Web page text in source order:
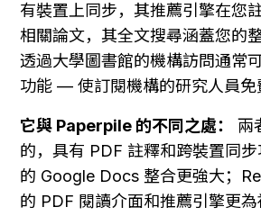
有裝置上同步，其推薦引擎在您
相關論文，其全文搜尋涵蓋您的
透過大學圖書館的機構訪問通常
功能 — 使訂閱機構的研究人員免
它與 Paperpile 的不同之處：
兩
的，具有 PDF 註釋和跨裝置同
的 Google Docs 整合更強大；
的 PDF 閱讀介面和推薦引擎更